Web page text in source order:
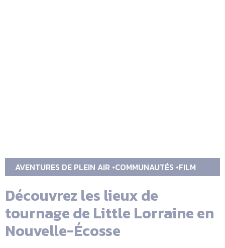
AVENTURES DE PLEIN AIR COMMUNAUTÉS FILM
Découvrez les lieux de
tournage de Little Lorraine en
Nouvelle-Écosse